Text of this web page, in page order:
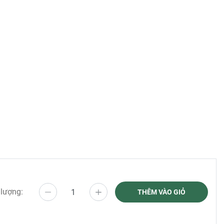
THÊM VÀO GIỎ